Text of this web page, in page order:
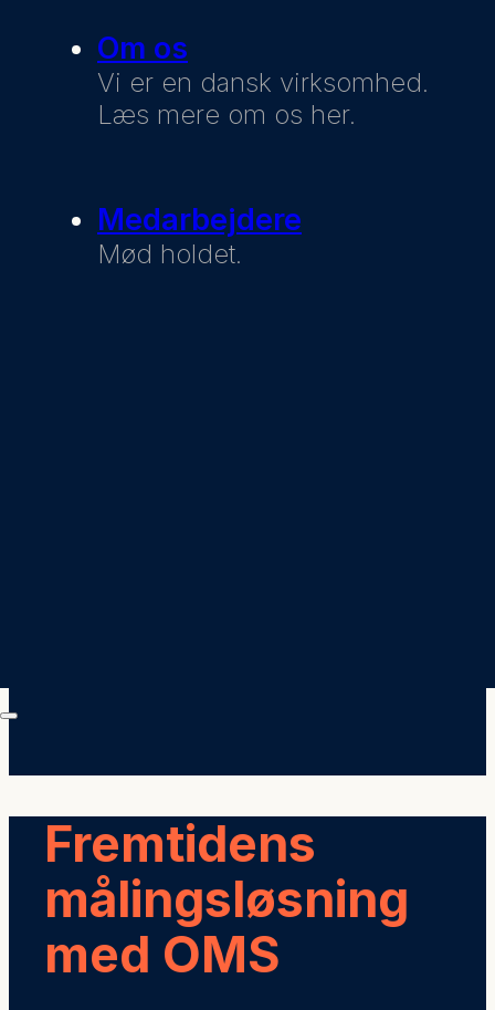
Om os
Vi er en dansk virksomhed.
Læs mere om os her.
Medarbejdere
Mød holdet.
Fremtidens
målingsløsning
med OMS